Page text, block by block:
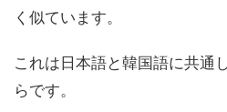
く似ています。
これは日本語と韓国語に共通
らです。